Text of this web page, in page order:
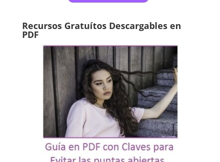
Recursos Gratuítos Descargables en
PDF